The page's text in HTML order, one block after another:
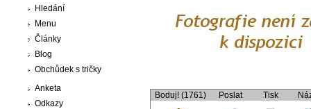
Hledání
Menu
Články
Blog
Obchůdek s tričky
Anketa
Odkazy
Boduj! (1761) Poslat Tisk